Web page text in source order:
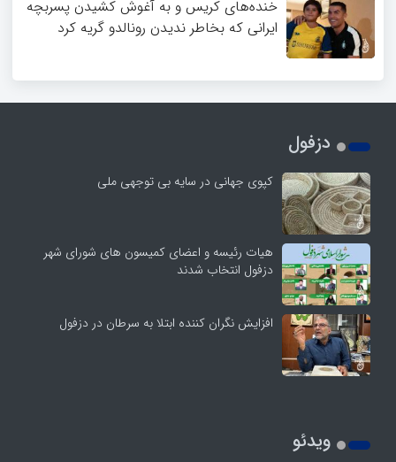
خنده‌های کریس و به آغوش کشیدن پسربچه
ایرانی که بخاطر ندیدن رونالدو گریه کرد
دزفول
کپوی جهانی در سایه بی توجهی ملی
هیات رئیسه و اعضای کمیسون های شورای شهر
دزفول انتخاب شدند
افزایش نگران کننده ابتلا به سرطان در دزفول
ویدئو